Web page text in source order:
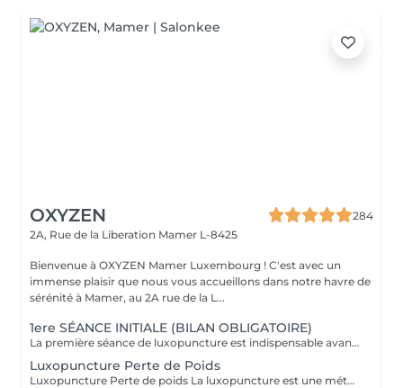
OXYZEN
284
2A, Rue de la Liberation Mamer L-8425
Bienvenue à OXYZEN Mamer Luxembourg ! C'est avec un
immense plaisir que nous vous accueillons dans notre havre de
sérénité à Mamer, au 2A rue de la L...
1ere SÉANCE INITIALE (BILAN OBLIGATOIRE)
La première séance de luxopuncture est indispensable avant de débuter tout programme. D'une durée d'environ 1 heure, elle se déroule en deux temps : 30 minutes d'échange approfondi (anamnèse) pour comprendre vos besoins, vos habitudes et définir vos objectifs 30 minutes de séance de luxopuncture, adaptée en fonction de cet échange Cette étape permet de personnaliser votre accompagnement et d'optimiser les résultats. Chaque protocole est ainsi ajusté à votre profil (poids, stress, sommeil, compulsions). Séance essentielle pour un suivi efficace et durable Permet un accompagnement sur mesure Un premier pas vers votre équilibre et votre bien-être durable.
Luxopuncture Perte de Poids
Luxopuncture Perte de poids La luxopuncture est une méthode douce et non invasive qui aide à réguler l'appétit, réduire les fringales et rééquilibrer le métabolisme. Idéale pour accompagner une perte de poids progressive, elle agit également sur le stress et les compulsions alimentaires. Chaque séance est adaptée à vos besoins afin de vous accompagner en douceur vers un meilleur équilibre et des résultats durables. Un accompagnement naturel pour retrouver légèreté, équilibre et bien-être au quotidien.